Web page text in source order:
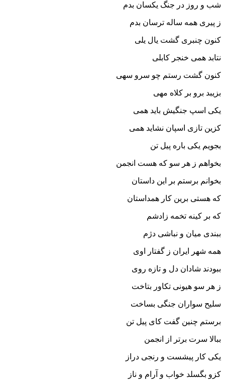
شب و روز در جنگ یکسان بدم
ز پیرى همه ساله ترسان بدم‏
کنون چنبرى گشت یال یلى
نتابد همى خنجر کابلى‏
کنون گشت رستم چو سرو سهى
بزیبد برو بر کلاه مهى‏
یکى اسپ جنگیش باید همى
کزین تازى اسپان نشاید همى‏
بجویم یکى باره پیل تن
بخواهم ز هر سو که هست انجمن‏
بخوانم برستم بر این داستان
که هستى برین کار همداستان‏
که بر کینه تخمه زادشم
ببندى میان و نباشى دژم‏
همه شهر ایران ز گفتار اوى
ببودند شادان دل و تازه روى‏
ز هر سو هیونى تکاور بتاخت
سلیح سواران جنگى بساخت‏
برستم چنین گفت کاى پیل تن
ببالا سرت برتر از انجمن‏
یکى کار پیشست و رنجى دراز
کزو بگسلد خواب و آرام و ناز